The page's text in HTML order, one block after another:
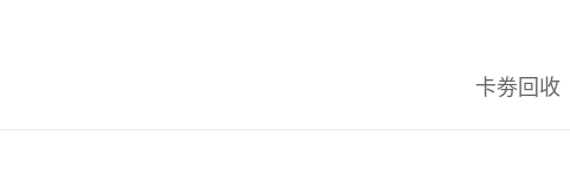
卡劵回收